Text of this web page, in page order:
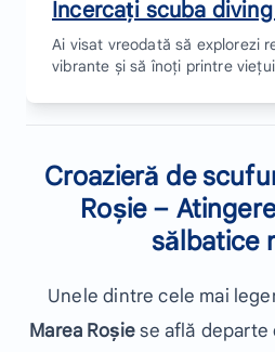
Încercați scuba
Ai visat vreodată să explorezi
vibrante și să înoți printre
Croazieră de
Roșie –
sălbatice
Unele dintre cele mai
Marea Roșiese află departe